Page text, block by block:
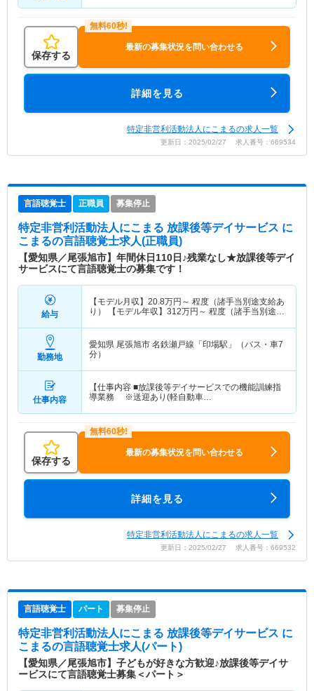
保存する
最新の募集状況を問い合わせる
詳細を見る
特定非営利活動法人にこまるの求人一覧
更新日：2025/02/27 求人番号：669534
言語聴覚士 正職員 募集停止
特定非営利活動法人にこまる 放課後等デイサービス に
こまるの言語聴覚士求人(正職員)
【愛知県／尾張旭市】年間休日110日♪残業なし★放課後等デイ
サービスにて言語聴覚士の募集です！
給与
【モデル月収】 20.8万円～ 程度（諸手当別途支給あ
り） 【モデル年収】 312万円～ 程度（諸手当別途支
勤務地
愛知県 尾張旭市 名鉄瀬戸線「印場駅」（バス・車7
分）
仕事内容
【仕事内容 ■放課後等デイサービスでの機能訓練指
導業務 ※送迎あり(軽自動車…
保存する
最新の募集状況を問い合わせる
詳細を見る
特定非営利活動法人にこまるの求人一覧
更新日：2025/02/27 求人番号：669532
言語聴覚士 パート 募集停止
特定非営利活動法人にこまる 放課後等デイサービス に
こまるの言語聴覚士求人(パート)
【愛知県／尾張旭市】子どもが好きな方歓迎♪放課後等デイサ
ービスにて言語聴覚士募集＜パート＞